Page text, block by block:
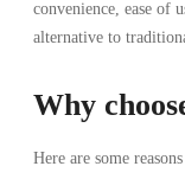
convenience, ease of
alternative to
Why
Here are some